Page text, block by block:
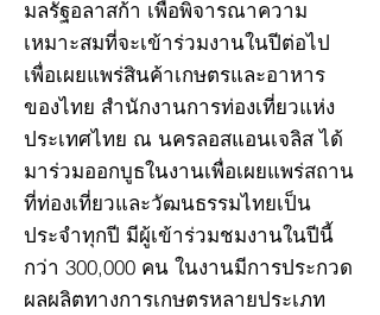
มลรัฐอลาสก้า เพื่อพิจารณาความ
เหมาะสมที่จะเข้าร่วมงานในปีต่อไป
เพื่อเผยแพร่สินค้าเกษตรและอาหาร
ของไทย สำนักงานการท่องเที่ยวแห่ง
ประเทศไทย ณ นครลอสแอนเจลิส ได้
มาร่วมออกบูธในงานเพื่อเผยแพร่สถาน
ที่ท่องเที่ยวและวัฒนธรรมไทยเป็น
ประจำทุกปี มีผู้เข้าร่วมชมงานในปีนี้
กว่า 300,000 คน ในงานมีการประกวด
ผลผลิตทางการเกษตรหลายประเภท